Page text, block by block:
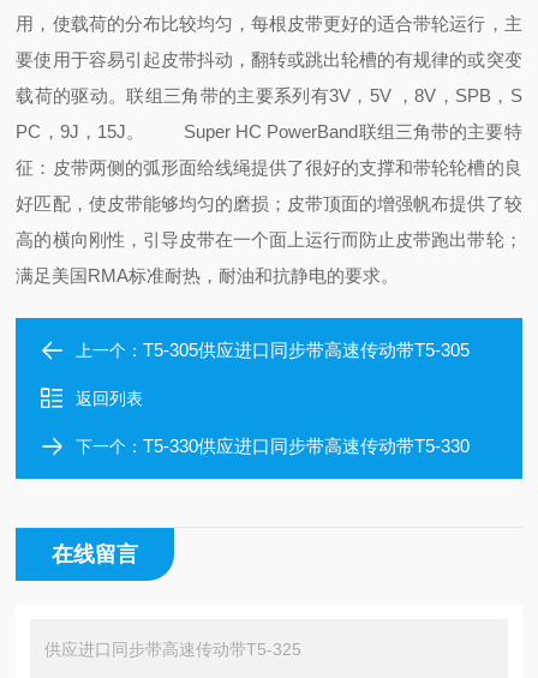
用，使载荷的分布比较均匀，每根皮带更好的适合带轮运行，主
要使用于容易引起皮带抖动，翻转或跳出轮槽的有规律的或突变
载荷的驱动。联组三角带的主要系列有3V，5V ，8V，SPB，S
PC，9J，15J。
Super HC PowerBand联组三角带的主要特
征：皮带两侧的弧形面给线绳提供了很好的支撑和带轮轮槽的良
好匹配，使皮带能够均匀的磨损；皮带顶面的增强帆布提供了较
高的横向刚性，引导皮带在一个面上运行而防止皮带跑出带轮；
满足美国RMA标准耐热，耐油和抗静电的要求。
上一个：T5-305供应进口同步带高速传动带T5-305
返回列表
下一个：T5-330供应进口同步带高速传动带T5-330
在线留言